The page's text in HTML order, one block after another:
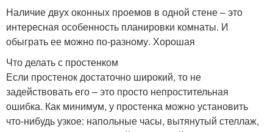
Наличие двух оконных проемов в одной стене – это
интересная особенность планировки комнаты. И
обыграть ее можно по-разному. Хорошая
Что делать с простенком
Если простенок достаточно широкий, то не
задействовать его – это просто непростительная
ошибка. Как минимум, у простенка можно установить
что-нибудь узкое: напольные часы, вытянутый стеллаж,